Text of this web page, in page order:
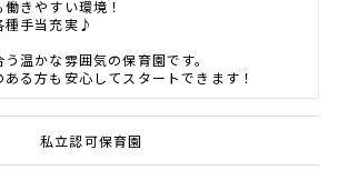
きやすい環境！
手当充実♪
温かな雰囲気の保育園です。
る方も安心してスタートできます！
私立認可保育園